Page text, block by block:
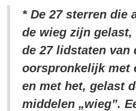
* De 27 sterren die
de wieg zijn
de 27 lidstaten van
oorspronkelijk met
en met het, gelast
middelen „wieg”.